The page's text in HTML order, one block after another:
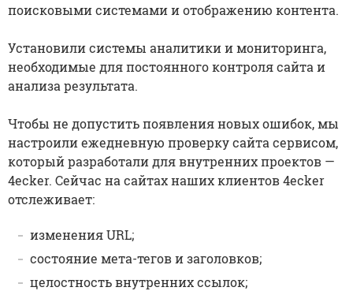
поисковыми системами и отображению контента.
Установили системы аналитики и мониторинга,
необходимые для постоянного контроля сайта и
анализа результата.
Чтобы не допустить появления новых ошибок, мы
настроили ежедневную проверку сайта сервисом,
который разработали для внутренних проектов —
4ecker. Сейчас на сайтах наших клиентов 4ecker
отслеживает:
изменения URL;
состояние мета-тегов и заголовков;
целостность внутренних ссылок;